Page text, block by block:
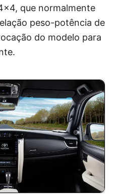
que normalmente
peso-potência de
do modelo para